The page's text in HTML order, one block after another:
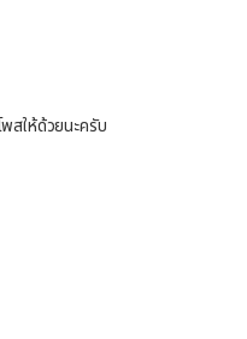
สให้ด้วยนะครับ